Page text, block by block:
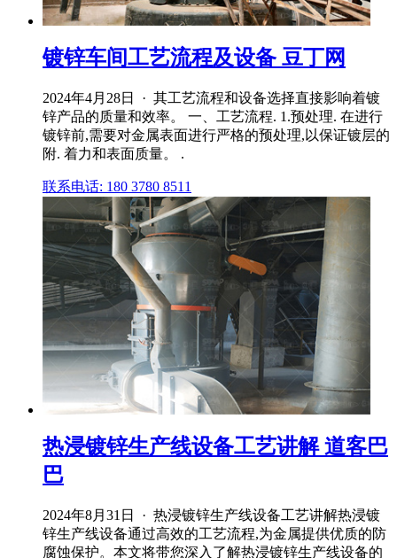
镀锌车间工艺流程及设备 豆丁网
2024年4月28日 · 其工艺流程和设备选择直接影响着镀
锌产品的质量和效率。 一、工艺流程. 1.预处理. 在进行
镀锌前,需要对金属表面进行严格的预处理,以保证镀层的
附. 着力和表面质量。 .
联系电话: 180 3780 8511
热浸镀锌生产线设备工艺讲解 道客巴
巴
2024年8月31日 · 热浸镀锌生产线设备工艺讲解热浸镀
锌生产线设备通过高效的工艺流程,为金属提供优质的防
腐蚀保护。本文将带您深入了解热浸镀锌生产线设备的